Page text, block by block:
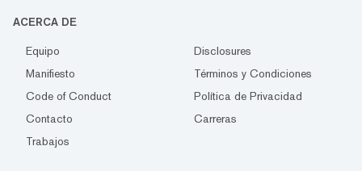
ACERCA DE
Equipo
Disclosures
Manifiesto
Términos y Condiciones
Code of Conduct
Política de Privacidad
Contacto
Carreras
Trabajos